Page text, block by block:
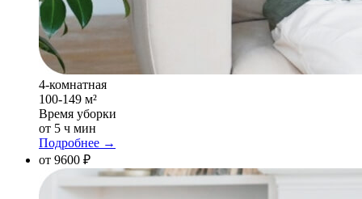
4-комнатная
100-149 м²
Время уборки
от 5 ч мин
Подробнее →
от 9600 ₽